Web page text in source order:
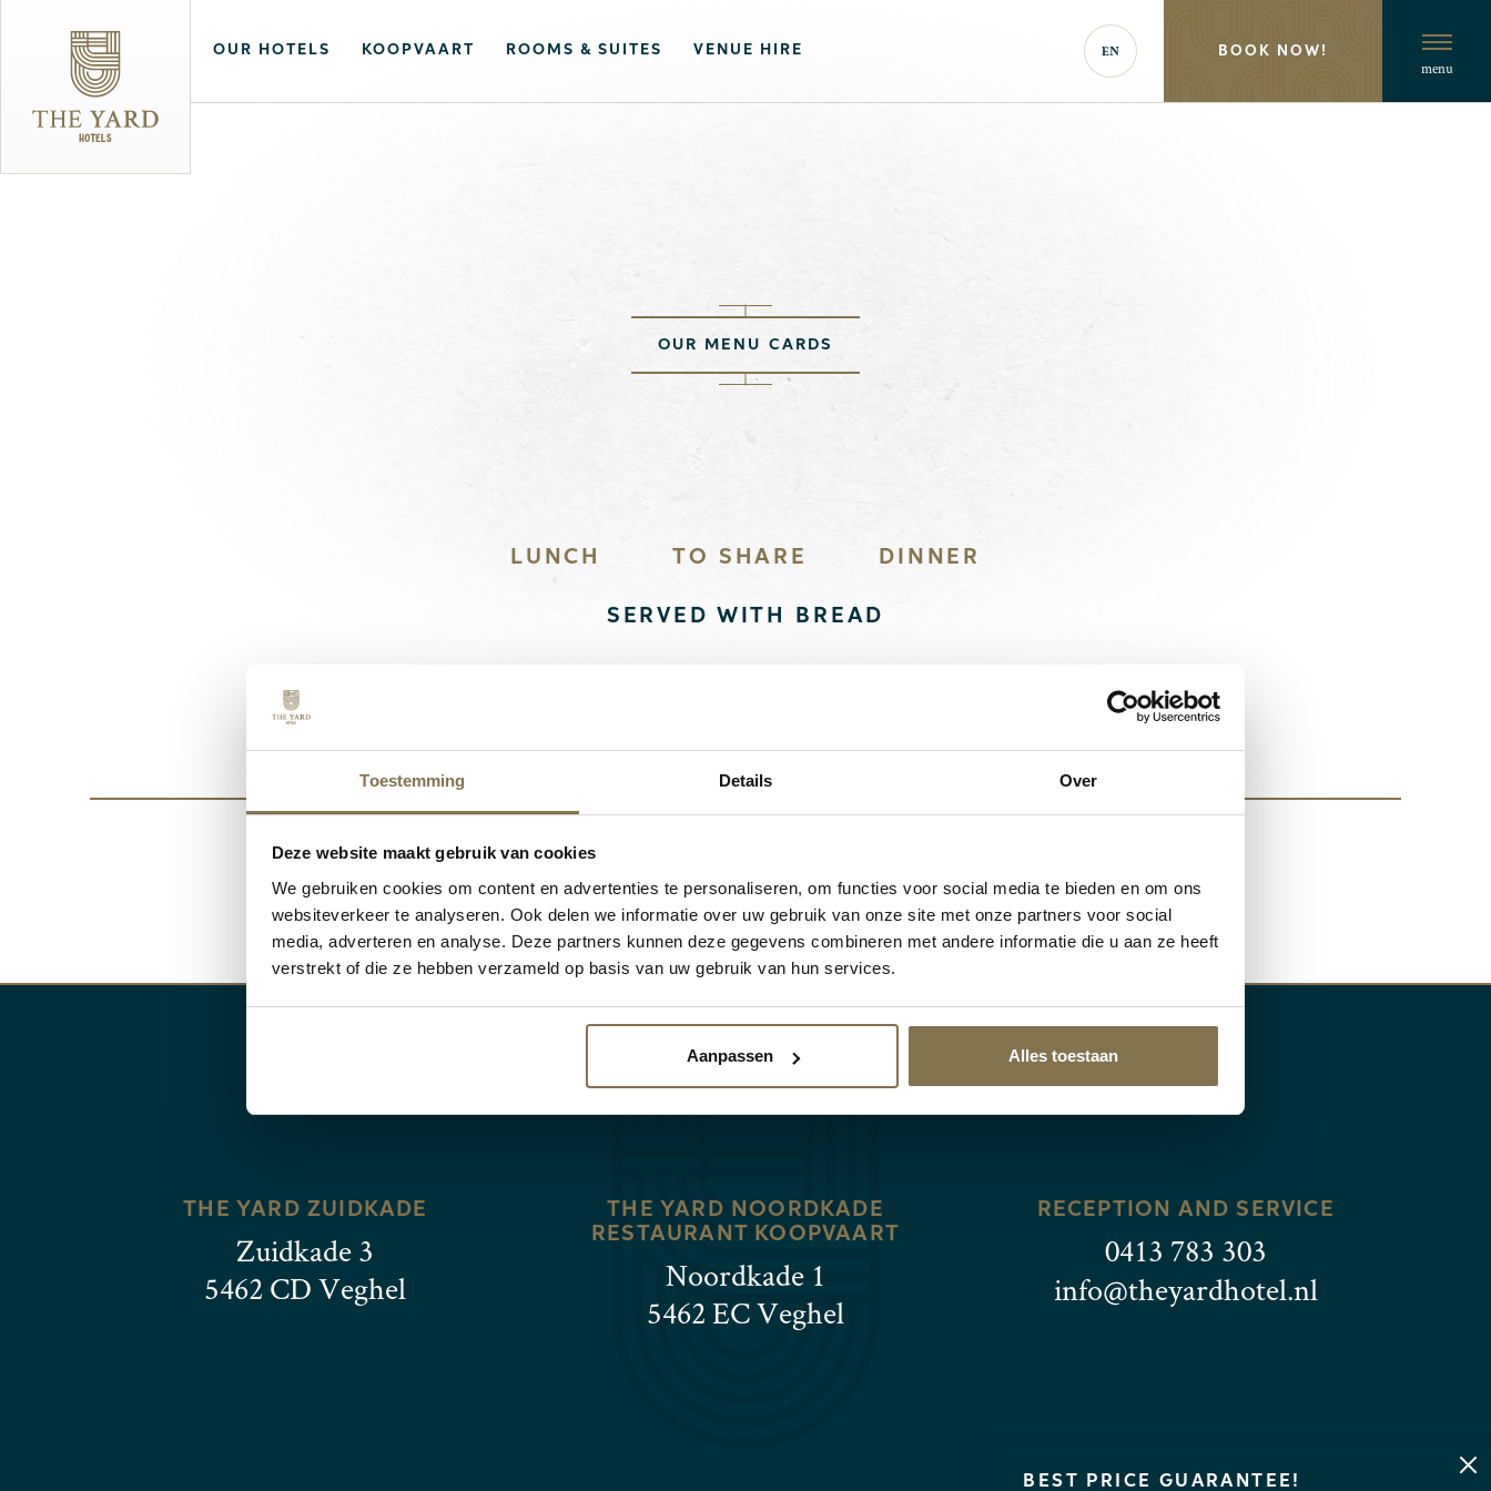
Toestemming Details Over
Deze website maakt gebruik van cookies
We gebruiken cookies om content en advertenties te personaliseren, om functies voor social media te bieden en om ons
websiteverkeer te analyseren. Ook delen we informatie over uw gebruik van onze site met onze partners voor social
media, adverteren en analyse. Deze partners kunnen deze gegevens combineren met andere informatie die u aan ze heeft
verstrekt of die ze hebben verzameld op basis van uw gebruik van hun services.
Aanpassen Alles toestaan
OUR HOTELS KOOPVAART ROOMS & SUITES VENUE HIRE EN BOOK NOW!
menu
OUR MENU CARDS
LUNCH TO SHARE DINNER
SERVED WITH BREAD
Our guests have rated us with a
READ ALL EXPERIENCES
THE YARD ZUIDKADE
Zuidkade 3
5462 CD Veghel
THE YARD NOORDKADE
RESTAURANT KOOPVAART
Noordkade 1
5462 EC Veghel
RECEPTION AND SERVICE
0413 783 303
info@theyardhotel.nl
BEST PRICE GUARANTEE!